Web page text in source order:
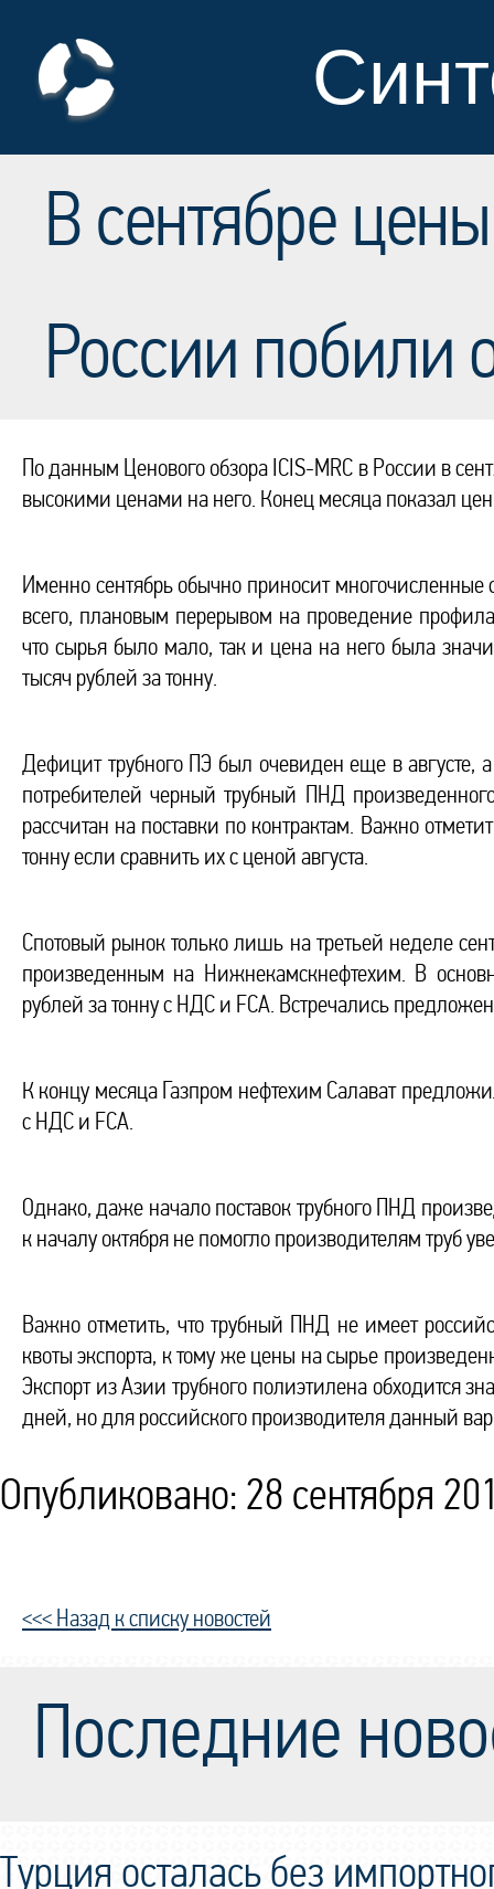
В сентябре
России побили
По данным Ценового обзора ICIS-MRC в России в
высокими ценами на него. Конец месяца показал
Именно сентябрь обычно приносит
всего, плановым перерывом на проведение
что сырья было мало, так и цена на него была
тысяч рублей за тонну.
Дефицит трубного ПЭ был очевиден еще в
потребителей черный трубный ПНД
рассчитан на поставки по контрактам. Важно
тонну если сравнить их с ценой августа.
Спотовый рынок только лишь на третьей неделе
произведенным на Нижнекамскнефтехим. В
рублей за тонну с НДС и FCA. Встречались
К концу месяца Газпром нефтехим Салават
с НДС и FCA.
Однако, даже начало поставок трубного ПНД
к началу октября не помогло производителям труб
Важно отметить, что трубный ПНД не имеет
квоты экспорта, к тому же цены на сырье
Экспорт из Азии трубного полиэтилена обходится
дней, но для российского производителя данный
Опубликовано: 28 сентября
<<< Назад к списку новостей
Последние
Турция осталась без